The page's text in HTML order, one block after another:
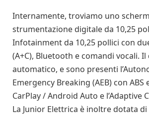
Internamente, troviamo uno
strumentazione digitale da 10,25
Infotainment da 10,25 pollici con
(A+C), Bluetooth e comandi vocali.
automatico, e sono presenti
Emergency Breaking (AEB) con ABS
CarPlay / Android Auto e l’Adaptive
La Junior Elettrica è inoltre dotata